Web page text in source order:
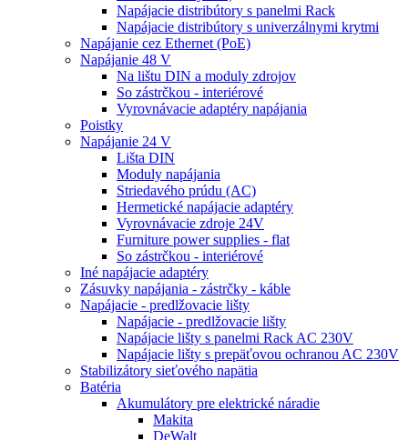
Napájacie distribútory s panelmi Rack
Napájacie distribútory s univerzálnymi krytmi
Napájanie cez Ethernet (PoE)
Napájanie 48 V
Na lištu DIN a moduly zdrojov
So zástrčkou - interiérové
Vyrovnávacie adaptéry napájania
Poistky
Napájanie 24 V
Lišta DIN
Moduly napájania
Striedavého prúdu (AC)
Hermetické napájacie adaptéry
Vyrovnávacie zdroje 24V
Furniture power supplies - flat
So zástrčkou - interiérové
Iné napájacie adaptéry
Zásuvky napájania - zástrčky - káble
Napájacie - predlžovacie lišty
Napájacie - predlžovacie lišty
Napájacie lišty s panelmi Rack AC 230V
Napájacie lišty s prepäťovou ochranou AC 230V
Stabilizátory sieťového napätia
Batéria
Akumulátory pre elektrické náradie
Makita
DeWalt